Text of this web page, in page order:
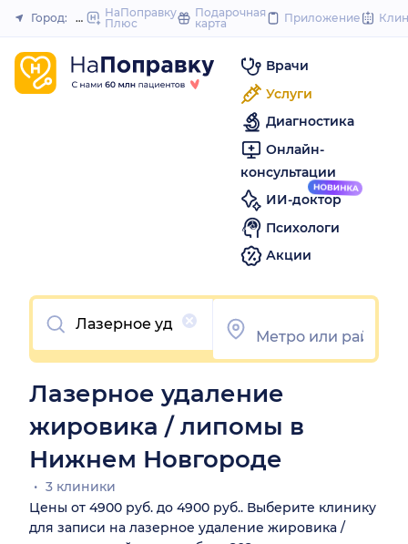
to
Закрыть
Город: Нижний Новгород
НаПоправку
Плюс
Подарочная
карта
Приложение
Врачи
Услуги
Диагностика
Онлайн-
консультации
ИИ-доктор
Психологи
Акции
Очистить
Лазерное удаление
жировика / липомы в
Нижнем Новгороде
3 клиники
Цены от 4900 руб. до 4900 руб.. Выберите клинику
для записи на лазерное удаление жировика /